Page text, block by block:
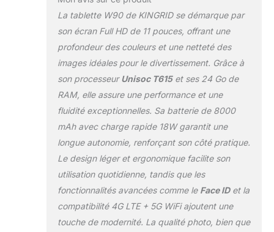
sans interruption.
Même dans les zones à
faible signal comme les
sous-sols ou
aéroports, la connexion
reste stable, sans
coupures ni latence.
24GO RAM+256GO
ROM-4TO TF, UNISOC
T615, OCTA-CORE: Le
KINGRID W90 Tablette
Android 15 est équipé
Unisoc T615 octa-core,
surpassant la plupart
des tablettes dotées de
puces quad-core
La tablette W90 de KINGRID se démarque par
son écran Full HD de 11 pouces, offrant une
profondeur des couleurs et une netteté des
images idéales pour le divertissement. Grâce à
son processeurUnisoc T615et ses 24 Go de
RAM, elle assure une performance et une
fluidité exceptionnelles. Sa batterie de 8000
mAh avec charge rapide 18W garantit une
longue autonomie, renforçant son côté pratique.
Le design léger et ergonomique facilite son
utilisation quotidienne, tandis que les
fonctionnalités avancées comme le Face IDet la
compatibilité 4G LTE + 5G WiFi ajoutent une
touche de modernité. La qualité photo, bien que